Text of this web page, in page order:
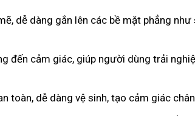
dễ dàng gắn lên các bề mặt phẳng
đến cảm giác, giúp người dùng trải
toàn, dễ dàng vệ sinh, tạo cảm giác